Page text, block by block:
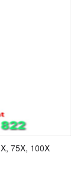
75X, 100X